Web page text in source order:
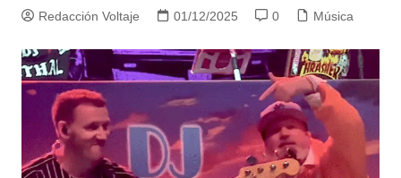
Redacción Voltaje 01/12/2025 0 Música